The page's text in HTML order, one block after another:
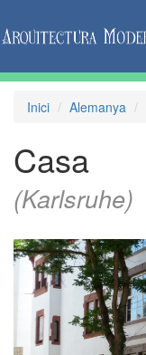
Inici Alemanya
Casa
(Karlsruhe)